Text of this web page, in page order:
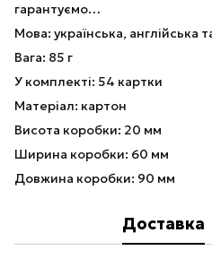
гарантуємо…
Мова: українська, англійська
Вага: 85 г
У комплекті: 54 картки
Матеріал: картон
Висота коробки: 20 мм
Ширина коробки: 60 мм
Довжина коробки: 90 мм
Доставка